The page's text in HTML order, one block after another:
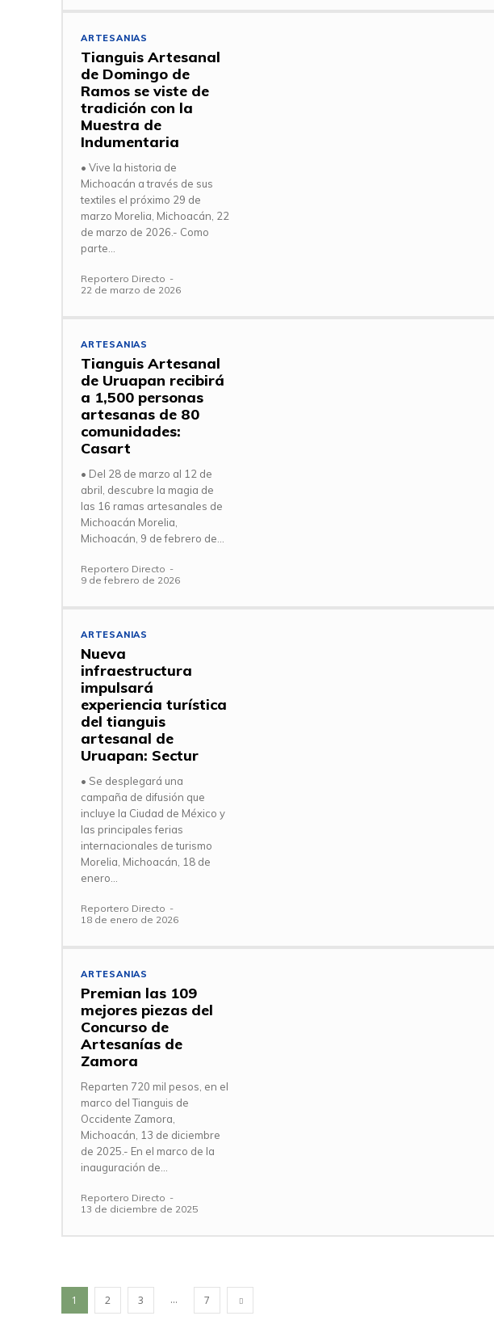
ARTESANIAS
Tianguis Artesanal
de Domingo de
Ramos se viste de
tradición con la
Muestra de
Indumentaria
• Vive la historia de
Michoacán a través de sus
textiles el próximo 29 de
marzo Morelia, Michoacán, 22
de marzo de 2026.- Como
parte...
Reportero Directo -
22 de marzo de 2026
ARTESANIAS
Tianguis Artesanal
de Uruapan recibirá
a 1,500 personas
artesanas de 80
comunidades:
Casart
• Del 28 de marzo al 12 de
abril, descubre la magia de
las 16 ramas artesanales de
Michoacán Morelia,
Michoacán, 9 de febrero de...
Reportero Directo -
9 de febrero de 2026
ARTESANIAS
Nueva
infraestructura
impulsará
experiencia turística
del tianguis
artesanal de
Uruapan: Sectur
• Se desplegará una
campaña de difusión que
incluye la Ciudad de México y
las principales ferias
internacionales de turismo
Morelia, Michoacán, 18 de
enero...
Reportero Directo -
18 de enero de 2026
ARTESANIAS
Premian las 109
mejores piezas del
Concurso de
Artesanías de
Zamora
Reparten 720 mil pesos, en el
marco del Tianguis de
Occidente Zamora,
Michoacán, 13 de diciembre
de 2025.- En el marco de la
inauguración de...
Reportero Directo -
13 de diciembre de 2025
1 2 3 ... 7